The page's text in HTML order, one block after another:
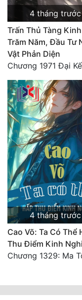
4 tháng trước
Trấn Thủ Tàng
Trăm Năm, Đầu Tư
Vật Phản Diện
4 tháng trước
Cao Võ: Ta Có Thể
Thu Điểm Kinh